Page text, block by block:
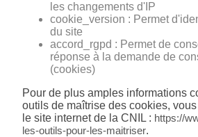
les changements d'IP
cookie_version : Permet
du site
accord_rgpd : Permet de
réponse à la demande de
(cookies)
Pour de plus amples informations
outils de maîtrise des cookies,
le site internet de la CNIL : https://
les-outils-pour-les-maitriser.